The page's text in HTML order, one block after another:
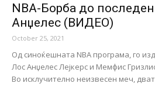
NBA-Борба до
Анџелес (ВИДЕО)
October 25, 2021
Од синоќешната NBA програма, го
Лос Анџелес Лејкерс и Мемфис
Во исклучително неизвесен меч,